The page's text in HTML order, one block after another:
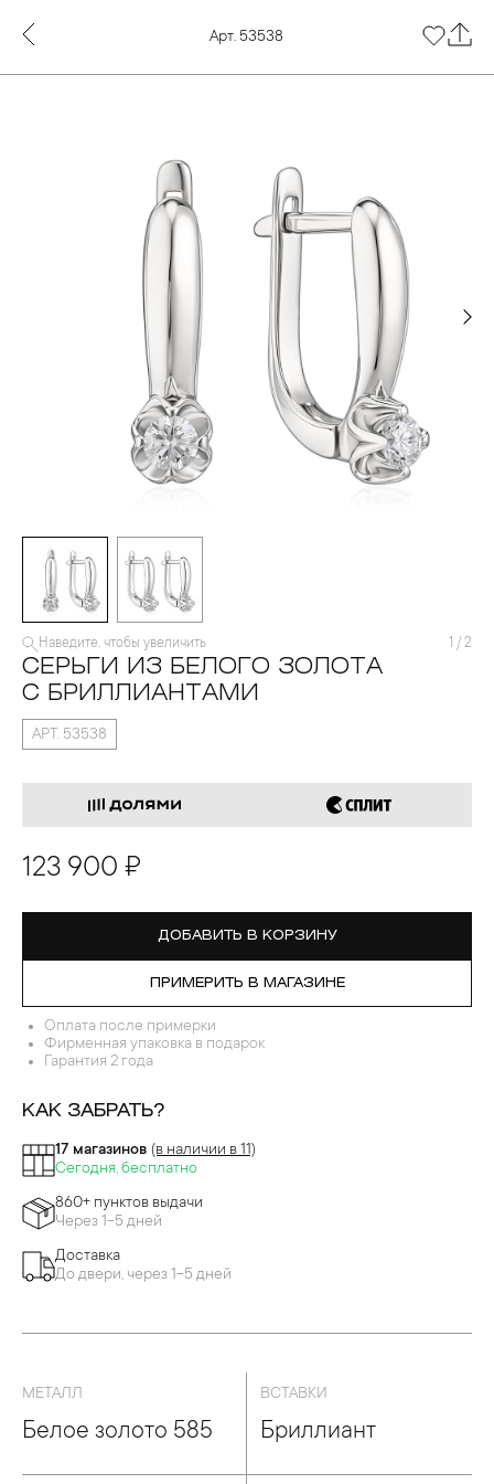
Арт. 53538
Наведите, чтобы увеличить 1 / 2
СЕРЬГИ ИЗ БЕЛОГО ЗОЛОТА
С БРИЛЛИАНТАМИ
АРТ. 53538
123 900 ₽
ДОБАВИТЬ В КОРЗИНУ
ПРИМЕРИТЬ В МАГАЗИНЕ
Оплата после примерки
Фирменная упаковка в подарок
Гарантия 2 года
КАК ЗАБРАТЬ?
17 магазинов (в наличии в 11)
Сегодня, бесплатно
860+ пунктов выдачи
Через 1-5 дней
Доставка
До двери, через 1-5 дней
МЕТАЛЛ
Белое золото 585
ВСТАВКИ
Бриллиант